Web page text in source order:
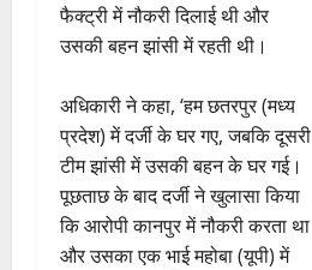
फैक्ट्री में नौकरी दिलाई थी और
उसकी बहन झांसी में रहती थी।
अधिकारी ने कहा, ‘हम छतरपुर (मध्य
प्रदेश) में दर्जी के घर गए, जबकि दूसरी
टीम झांसी में उसकी बहन के घर गई।
पूछताछ के बाद दर्जी ने खुलासा किया
कि आरोपी कानपुर में नौकरी करता था
और उसका एक भाई महोबा (यूपी) में